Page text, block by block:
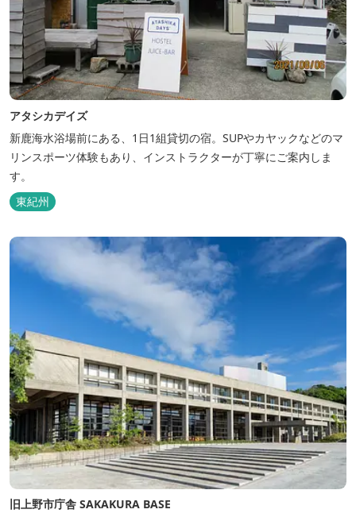
アタシカデイズ
新鹿海水浴場前にある、1日1組貸切の宿。SUPやカヤックなどのマ
リンスポーツ体験もあり、インストラクターが丁寧にご案内しま
す。
東紀州
旧上野市庁舎 SAKAKURA BASE